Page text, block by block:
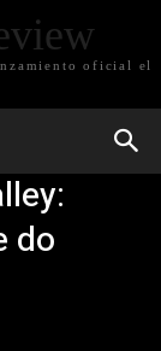
oficial el
do